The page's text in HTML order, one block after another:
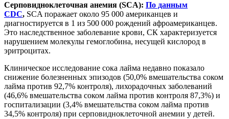
Серповидноклеточная анемия (SCA): По данным
CDC, SCA поражает около 95 000 американцев и
диагностируется в 1 из 500 000 рождений афроамериканцев.
Это наследственное заболевание крови, СК характеризуется
нарушением молекулы гемоглобина, несущей кислород в
эритроцитах.
Клиническое исследование сока лайма недавно показало
снижение болезненных эпизодов (50,0% вмешательства соком
лайма против 92,7% контроля), лихорадочных заболеваний
(46,6% вмешательства соком лайма против контроля 87,3%) и
госпитализации (3,4% вмешательства соком лайма против
34,5% контроля) при серповидноклеточной анемии у детей.